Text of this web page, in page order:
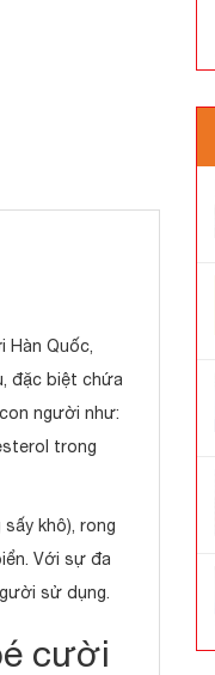
Quốc,
đặc biệt chứa
người như:
trong
khô), rong
Với sự đa
sử dụng.
cười